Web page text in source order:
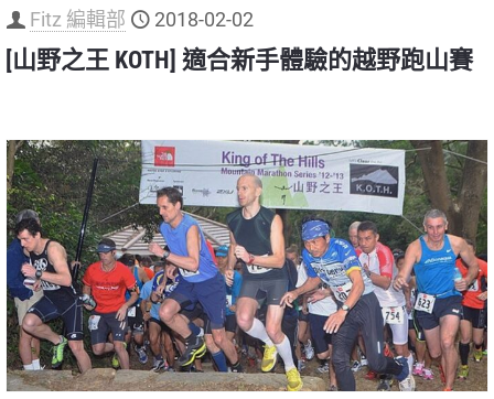
Fitz 編輯部 2018-02-02
[山野之王 KOTH] 適合新手體驗的越野跑山賽